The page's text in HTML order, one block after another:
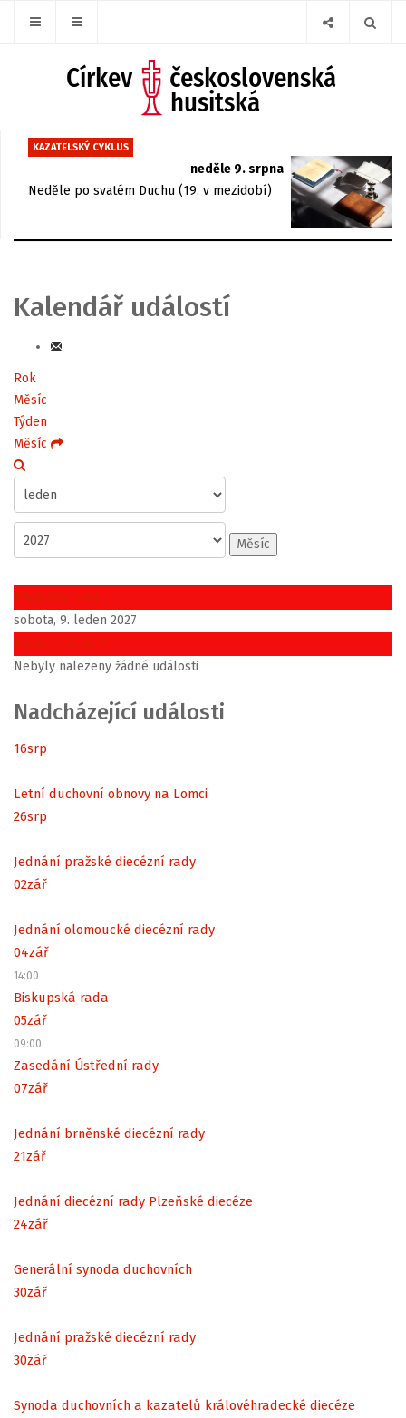
KAZATELSKÝ CYKLUS
neděle 9. srpna
Neděle po svatém Duchu (19. v mezidobí)
Kalendář událostí
Rok
Měsíc
Týden
Měsíc
Měsíc
Předchozí den
sobota, 9. leden 2027
Následující den
Nebyly nalezeny žádné události
Nadcházející události
16srp
Letní duchovní obnovy na Lomci
26srp
Jednání pražské diecézní rady
02zář
Jednání olomoucké diecézní rady
04zář
14:00
Biskupská rada
05zář
09:00
Zasedání Ústřední rady
07zář
Jednání brněnské diecézní rady
21zář
Jednání diecézní rady Plzeňské diecéze
24zář
Generální synoda duchovních
30zář
Jednání pražské diecézní rady
30zář
Synoda duchovních a kazatelů královéhradecké diecéze